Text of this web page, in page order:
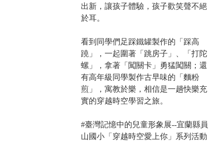
出新，讓孩子體驗，孩子歡笑聲不絕
於耳。
看到同學們足踩鐵罐製作的「踩高
蹺」，一起圍著「跳房子」、「打陀
螺」，拿著「闖關卡」勇猛闖關；還
有高年級同學製作古早味的「麵粉
煎」，寓教於樂，相信是一趟快樂充
實的穿越時空學習之旅。
#臺灣記憶中的兒童形象展--宜蘭縣員
山國小「穿越時空愛上你」系列活動